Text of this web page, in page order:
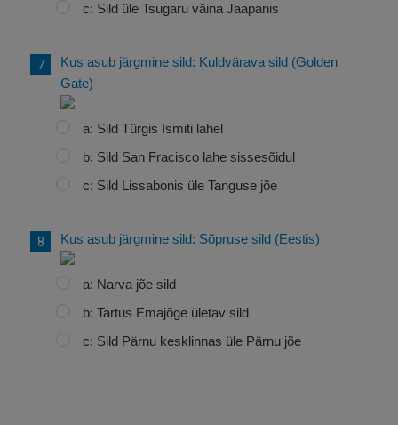
c: Sild üle Tsugaru väina Jaapanis
Kus asub järgmine sild: Kuldvärava sild (Golden
Gate)
a: Sild Türgis Ismiti lahel
b: Sild San Fracisco lahe sissesõidul
c: Sild Lissabonis üle Tanguse jõe
Kus asub järgmine sild: Sõpruse sild (Eestis)
a: Narva jõe sild
b: Tartus Emajõge ületav sild
c: Sild Pärnu kesklinnas üle Pärnu jõe